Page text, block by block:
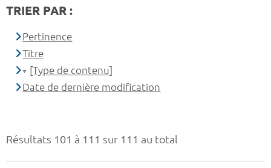
Résultats 101 à 111 sur 111 au total
TRIER PAR :
Pertinence
Titre
[Type de contenu]
Date de dernière modification